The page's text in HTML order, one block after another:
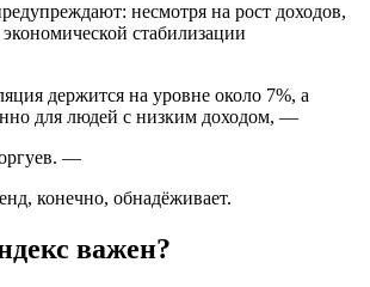
несмотря на рост доходов,
стабилизации
держится на уровне около 7%, а
для людей с низким доходом, —
—
конечно, обнадёживает.
важен?